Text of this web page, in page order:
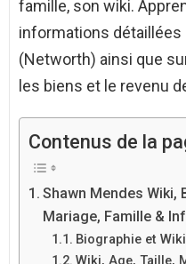
famille, son wiki.
informations détaillées
(Networth) ainsi que
les biens et le revenu
Contenus de la
Shawn Mendes Wiki,
Mariage, Famille &
Biographie et